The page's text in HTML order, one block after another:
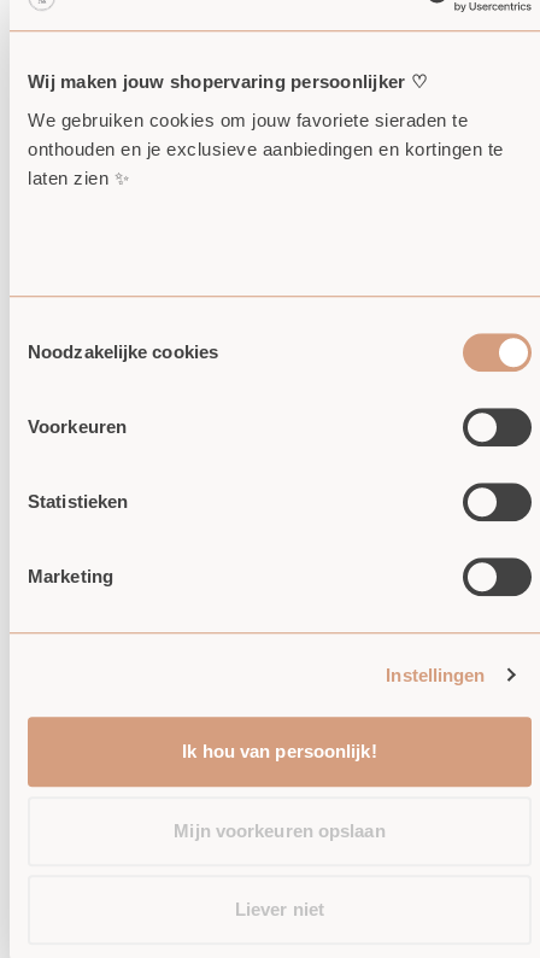
Wij maken jouw shopervaring persoonlijker ♡
We gebruiken cookies om jouw favoriete sieraden te
onthouden en je exclusieve aanbiedingen en kortingen te
laten zien ✨
Selection
Noodzakelijke cookies
Voorkeuren
Statistieken
Marketing
Instellingen
Ik hou van persoonlijk!
Mijn voorkeuren opslaan
Liever niet
Verzending binnen1 tot 5 werkdagen.
spoedbestelling.
MAAT BEPALEN
PERSONALISEREN SIERAAD - AMBACHTELIJK
Meestal klaar binnen 2-4 dagen
Bekijk winkelinformatie
SHARE
YOU MIGHT ALSO LIKE